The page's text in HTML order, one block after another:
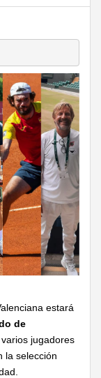
estará
de
jugadores
la selección